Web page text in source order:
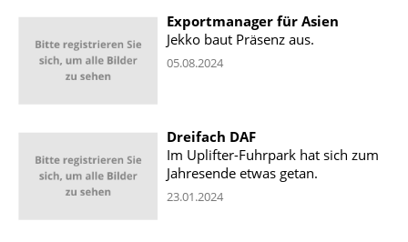
Exportmanager für Asien
Jekko baut Präsenz aus.
05.08.2024
Dreifach DAF
Im Uplifter-Fuhrpark hat sich zum
Jahresende etwas getan.
23.01.2024